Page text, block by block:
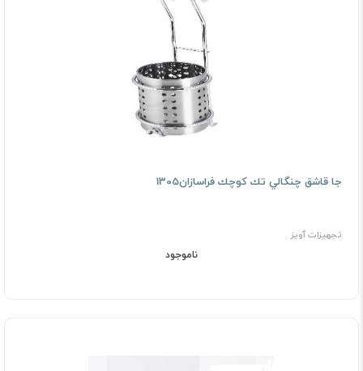
ﺟﺎ ﻗﺎﺷﻖ ﭼﻨﮕﺎﻟﻲ ﺗﻚ ﻛﻮﭼﻚ فراسازان1305
تجهیزات آویز
ناموجود